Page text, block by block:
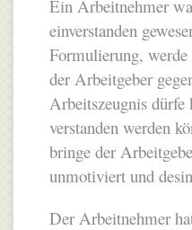
Ein Arbeitnehmer
einverstanden
Formulierung,
der Arbeitgeber
Arbeitszeugnis dürfe
verstanden werden
bringe der
unmotiviert und
Der Arbeitnehmer